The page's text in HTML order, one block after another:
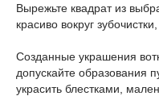
Вырежьте квадрат из
красиво вокруг
Созданные украшения
допускайте образования
украсить блестками,